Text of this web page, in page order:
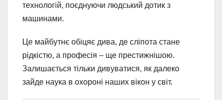
технологій, поєднуючи людський дотик з
машинами.
Це майбутнє обіцяє дива, де сліпота стане
рідкістю, а професія – ще престижнішою.
Залишається тільки дивуватися, як далеко
зайде наука в охороні наших вікон у світ.